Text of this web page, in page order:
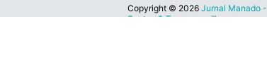
Copyright © 2026 Jurnal Manado -
Santun & Terpercaya™